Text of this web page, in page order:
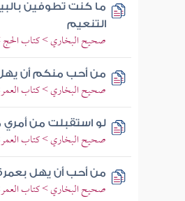
ما كنت تطوفين
التنعيم
صحيح البخاري > كتاب الحج
من أحب منكم أن
صحيح البخاري > كتاب
لو استقبلت من أمري
صحيح البخاري > كتاب
من أحب أن يهل
صحيح البخاري > كتاب